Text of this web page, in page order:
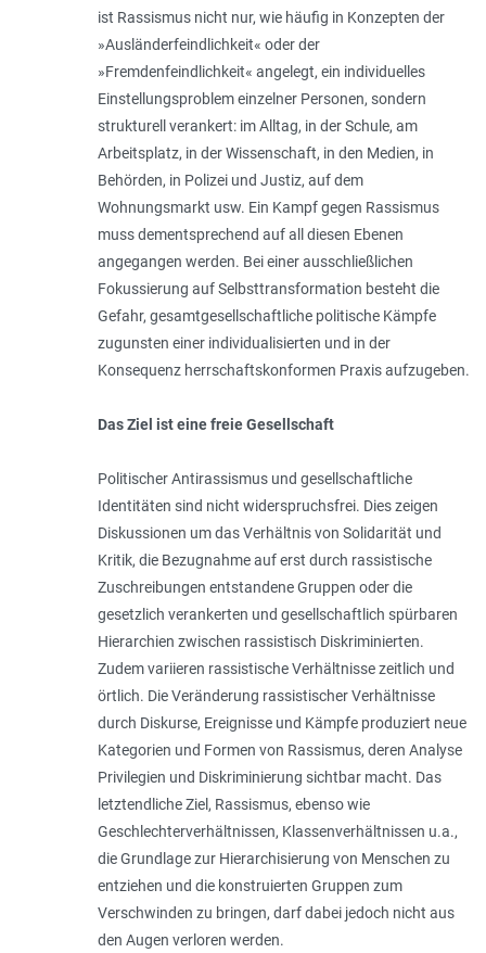
ist Rassismus nicht nur, wie häufig in Konzepten der
»Ausländerfeindlichkeit« oder der
»Fremdenfeindlichkeit« angelegt, ein individuelles
Einstellungsproblem einzelner Personen, sondern
strukturell verankert: im Alltag, in der Schule, am
Arbeitsplatz, in der Wissenschaft, in den Medien, in
Behörden, in Polizei und Justiz, auf dem
Wohnungsmarkt usw. Ein Kampf gegen Rassismus
muss dementsprechend auf all diesen Ebenen
angegangen werden. Bei einer ausschließlichen
Fokussierung auf Selbsttransformation besteht die
Gefahr, gesamtgesellschaftliche politische Kämpfe
zuguns­ten einer individualisierten und in der
Konsequenz herrschaftskonformen Praxis aufzugeben.
Das Ziel ist eine freie Gesellschaft
Politischer Antirassismus und gesellschaftliche
Identitäten sind nicht widerspruchsfrei. Dies zeigen
Diskussionen um das Verhältnis von Solidarität und
Kritik, die Bezugnahme auf erst durch rassistische
Zuschreibungen entstandene Gruppen oder die
gesetzlich verankerten und gesellschaftlich spürbaren
Hierarchien zwischen rassistisch Diskriminierten.
Zudem variieren rassistische Verhältnisse zeitlich und
örtlich. Die Veränderung rassistischer Verhältnisse
durch Diskurse, Ereignisse und Kämpfe produziert neue
Kategorien und Formen von Rassismus, deren Analyse
Privilegien und Diskriminierung sichtbar macht. Das
letztendliche Ziel, Rassismus, ebenso wie
Geschlechterverhältnissen, Klassenverhältnissen u.a.,
die Grundlage zur Hierarchisierung von Menschen zu
entziehen und die konstruierten Gruppen zum
Verschwinden zu bringen, darf dabei jedoch nicht aus
den Augen verloren werden.